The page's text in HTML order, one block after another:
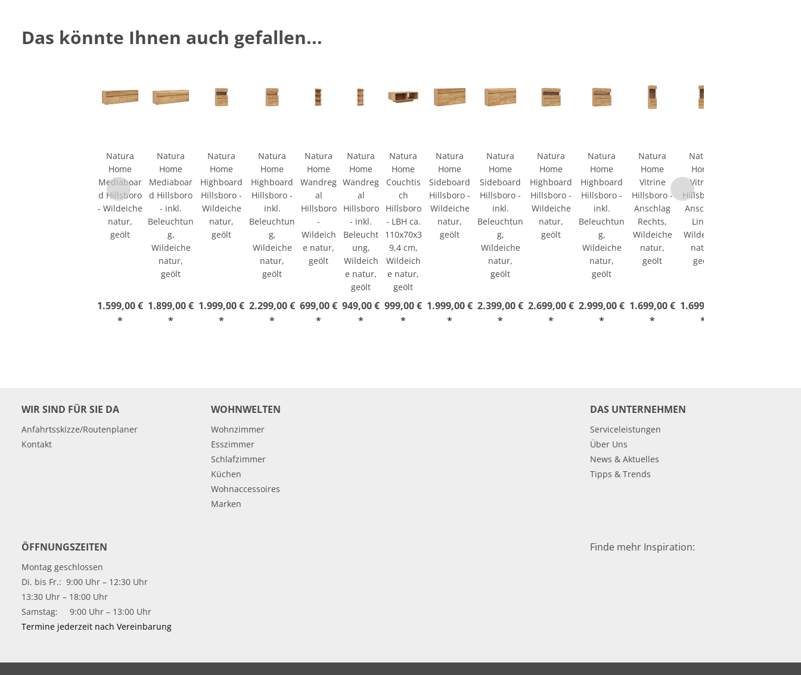
Das könnte Ihnen auch gefallen...
Natura
Home
Mediaboar
d Hillsboro
- Wildeiche
natur,
geölt
1.599,00 €
*
Natura
Home
Mediaboar
d Hillsboro
- inkl.
Beleuchtun
g,
Wildeiche
natur,
geölt
1.899,00 €
*
Natura
Home
Highboard
Hillsboro -
Wildeiche
natur,
geölt
1.999,00 €
*
Natura
Home
Highboard
Hillsboro -
inkl.
Beleuchtun
g,
Wildeiche
natur,
geölt
2.299,00 €
*
Natura
Home
Wandreg
al
Hillsboro
-
Wildeich
e natur,
geölt
699,00 €
*
Natura
Home
Wandreg
al
Hillsboro
- inkl.
Beleucht
ung,
Wildeich
e natur,
geölt
949,00 €
*
Natura
Home
Couchtis
ch
Hillsboro
- LBH ca.
110x70x3
9,4 cm,
Wildeich
e natur,
geölt
999,00 €
*
Natura
Home
Sideboard
Hillsboro -
Wildeiche
natur,
geölt
1.999,00 €
*
Natura
Home
Sideboard
Hillsboro -
inkl.
Beleuchtun
g,
Wildeiche
natur,
geölt
2.399,00 €
*
Natura
Home
Highboard
Hillsboro -
Wildeiche
natur,
geölt
2.699,00 €
*
Natura
Home
Highboard
Hillsboro -
inkl.
Beleuchtun
g,
Wildeiche
natur,
geölt
2.999,00 €
*
Natura
Home
Vitrine
Hillsboro -
Anschlag
Rechts,
Wildeiche
natur,
geölt
1.699,00 €
*
Natura
Home
Vitrine
Hillsboro -
Anschlag
Links,
Wildeiche
natur,
geölt
1.699,00 €
*
WIR SIND FÜR SIE DA
Anfahrtsskizze/Routenplaner
Kontakt
WOHNWELTEN
Wohnzimmer
Esszimmer
Schlafzimmer
Küchen
Wohnaccessoires
Marken
DAS UNTERNEHMEN
Serviceleistungen
Über Uns
News & Aktuelles
Tipps & Trends
ÖFFNUNGSZEITEN
Montag geschlossen
Di. bis Fr.: 9:00 Uhr – 12:30 Uhr
13:30 Uhr – 18:00 Uhr
Samstag: 9:00 Uhr – 13:00 Uhr
Termine jederzeit nach Vereinbarung
Finde mehr Inspiration: